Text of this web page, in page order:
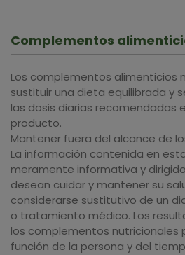
Complementos
Los complementos alimenticios
sustituir una dieta equilibrada y
las dosis diarias recomendadas
producto.
Mantener fuera del alcance de
La información contenida en
meramente informativa y
desean cuidar y mantener su
considerarse sustitutivo de un
o tratamiento médico. Los
los complementos nutricionales
función de la persona y del